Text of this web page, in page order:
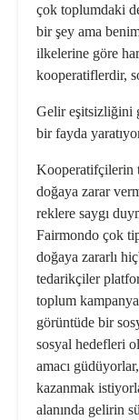
çok toplumdaki
bir şey ama
ilkelerine göre
koopera­tiflerdir,
Gelir eşitsizliğini
bir fayda
Kooperatifçilerin
doğaya zarar
reklere saygı
Fairmondo çok
doğaya zararlı
tedarikçiler
toplum
görüntüde bir
sosyal hedefleri
amacı
kazanmak
alanında gelirin